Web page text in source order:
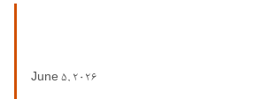
June 5, 2026